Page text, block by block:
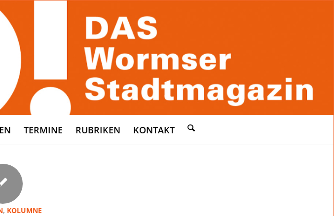
TERMINE RUBRIKEN KONTAKT
, KOLUMNE